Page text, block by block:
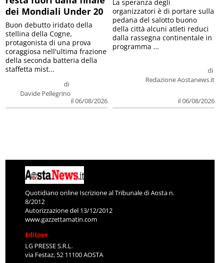
dei Mondiali Under 20
di
Davide Pellegrino
il 06/08/2026
Buon debutto iridato della
stellina della Cogne,
protagonista di una prova
coraggiosa nell'ultima frazione
della seconda batteria della
staffetta mist...
di
Redazione Aostanews.it
il 06/08/2026
La speranza degli
organizzatori è di portare sulla
pedana del salotto buono
della città alcuni atleti reduci
dalla rassegna continentale in
programma ...
Quotidiano online Iscrizione al Tribunale di Aosta n.
8/2012
Autorizzazione del 13/12/2012
www.gazzettamatin.com
Editore
LG PRESSE S.R.L.
via Festaz, 52 11100 AOSTA